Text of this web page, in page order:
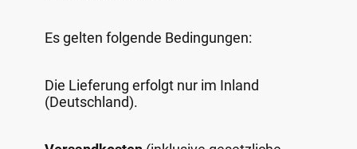
Es gelten folgende Bedingungen:
Die Lieferung erfolgt nur im Inland
(Deutschland).